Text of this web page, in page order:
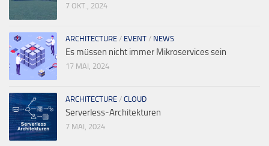
7 OKT., 2024
ARCHITECTURE / EVENT / NEWS
Es müssen nicht immer Mikroservices sein
17 MAI, 2024
ARCHITECTURE / CLOUD
Serverless-Architekturen
7 MAI, 2024